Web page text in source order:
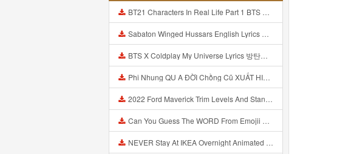
BT21 Characters In Real Life Part 1 BTS AND BT21 방탄소년단 BT21 BT21아가들은 아빠조아 따라쟁이들 BTS Vs BT21 Mp3
Sabaton Winged Hussars English Lyrics Mp3
BTS X Coldplay My Universe Lyrics 방탄소년단 콜드플레이 My Universe 가사 Color Coded Lyrics Han Rom Eng Mp3
Phi Nhung QU A ĐỜI Chồng Cũ XUẤT HIỆN Khóc Hối Hận Vì Làm Điều KHỦNG KHIẾP Với Cô Mp3
2022 Ford Maverick Trim Levels And Standard Features Explained Mp3
Can You Guess The WORD From Emojii COMPOUND WORD EMOJII CHALLENGE 90 PEOPLE FAIL Guess Mp3
NEVER Stay At IKEA Overnight Animated SCP 3008 Horror Story Mp3